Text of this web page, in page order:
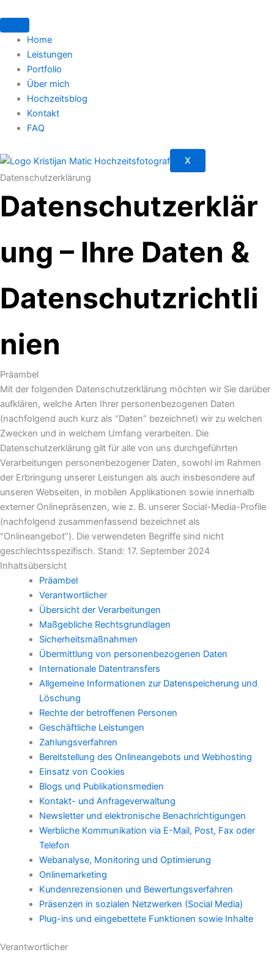
Inhalt
springenHome
Leistungen
Portfolio
Über mich
Hochzeitsblog
Kontakt
FAQ
X
Datenschutzerklärung
Datenschutzerklär
ung – Ihre Daten &
Datenschutzrichtli
nien
Präambel
Mit der folgenden Datenschutzerklärung möchten wir Sie darüber
aufklären, welche Arten Ihrer personenbezogenen Daten
(nachfolgend auch kurz als “Daten” bezeichnet) wir zu welchen
Zwecken und in welchem Umfang verarbeiten. Die
Datenschutzerklärung gilt für alle von uns durchgeführten
Verarbeitungen personenbezogener Daten, sowohl im Rahmen
der Erbringung unserer Leistungen als auch insbesondere auf
unseren Webseiten, in mobilen Applikationen sowie innerhalb
externer Onlinepräsenzen, wie z. B. unserer Social-Media-Profile
(nachfolgend zusammenfassend bezeichnet als
“Onlineangebot”). Die verwendeten Begriffe sind nicht
geschlechtsspezifisch. Stand: 17. September 2024
Inhaltsübersicht
Präambel
Verantwortlicher
Übersicht der Verarbeitungen
Maßgebliche Rechtsgrundlagen
Sicherheitsmaßnahmen
Übermittlung von personenbezogenen Daten
Internationale Datentransfers
Allgemeine Informationen zur Datenspeicherung und
Löschung
Rechte der betroffenen Personen
Geschäftliche Leistungen
Zahlungsverfahren
Bereitstellung des Onlineangebots und Webhosting
Einsatz von Cookies
Blogs und Publikationsmedien
Kontakt- und Anfrageverwaltung
Newsletter und elektronische Benachrichtigungen
Werbliche Kommunikation via E-Mail, Post, Fax oder
Telefon
Webanalyse, Monitoring und Optimierung
Onlinemarketing
Kundenrezensionen und Bewertungsverfahren
Präsenzen in sozialen Netzwerken (Social Media)
Plug-ins und eingebettete Funktionen sowie Inhalte
Verantwortlicher